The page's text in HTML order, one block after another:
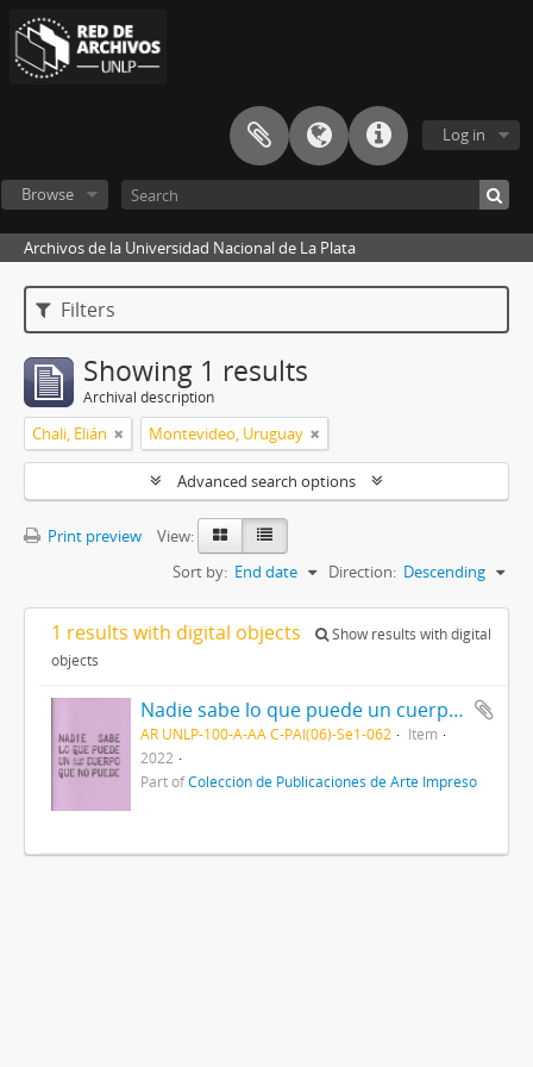
Log in
Browse
Archivos de la Universidad Nacional de La Plata
Filters
Showing 1 results
Archival description
Chali, Elián Montevideo, Uruguay
Advanced search options
Print preview
View:
Sort by: End date Direction: Descending
1 results with digital objects
Show results with digital
objects
Nadie sabe lo que puede un cuerpo que no puede 2022
AR UNLP-100-A-AA C-PAI(06)-Se1-062
Item
2022
Part ofColección de Publicaciones de Arte Impreso